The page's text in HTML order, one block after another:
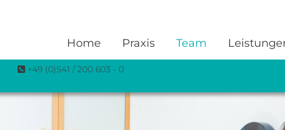
Home Praxis Team
 +49 (0)541 / 200 603 - 0